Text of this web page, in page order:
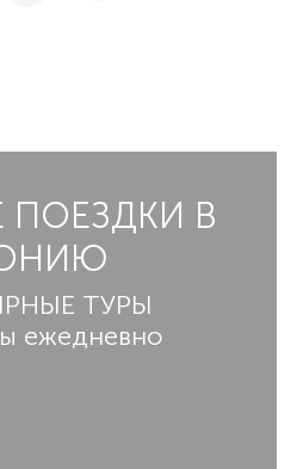
ПОЕЗДКИ В
ТУРЫ
ежедневно